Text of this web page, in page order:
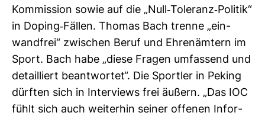
Kom­mis­sion sowie auf die „Null-​Tole­ranz-​Politik“
in Doping-​Fällen. Thomas Bach trenne „ein­
wand­frei“ zwi­schen Beruf und Ehren­äm­tern im
Sport. Bach habe „diese Fragen umfas­send und
detail­liert beant­wortet“. Die Sportler in Peking
dürften sich in Inter­views frei äußern. „Das IOC
fühlt sich auch wei­terhin seiner offenen Infor­